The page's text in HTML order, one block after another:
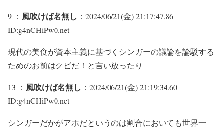
9 ： 風吹けば名無し ：2024/06/21(金) 21:17:47.86
ID:g4nCHiPw0.net
現代の美食が資本主義に基づくシンガーの議論を論駁する
ためのお前はクビだ！と言い放ったり
13 ： 風吹けば名無し ：2024/06/21(金) 21:19:34.60
ID:g4nCHiPw0.net
シンガーだかがアホだというのは割合においても世界一